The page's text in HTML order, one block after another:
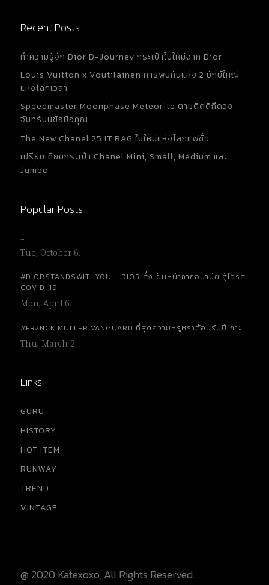
Recent Posts
ทำความรู้จัก Dior D-Journey กระเป๋าใบใหม่จาก Dior
Louis Vuitton x Voutilainen การพบกันแห่ง 2 ยักษ์ใหญ่
แห่งโลกเวลา
Speedmaster Moonphase Meteorite ตามติดดิถีดวง
จันทร์บนข้อมือคุณ
The New Chanel 25 IT BAG ใบใหม่แห่งโลกแฟชั่น
เปรียบเทียบกระเป๋า Chanel Mini, Small, Medium และ
Jumbo
Popular Posts
…
Tue, October 6.
#DIORSTANDSWITHYOU – DIOR สั่งเย็บหน้ากากอนามัย สู้ไวรัส
COVID-19
Mon, April 6.
#FR2NCK MULLER VANGUARD ที่สุดความหรูหราต้อนรับปีเถาะ
Thu, March 2.
Links
GURU
HISTORY
HOT ITEM
RUNWAY
TREND
VINTAGE
@ 2020 Katexoxo, All Rights Reserved.